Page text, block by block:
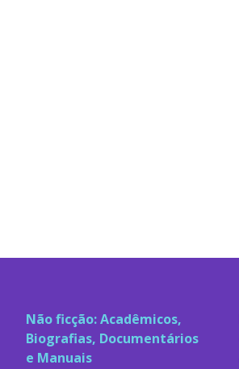
Não ficção: Acadêmicos,
Biografias, Documentários
e Manuais